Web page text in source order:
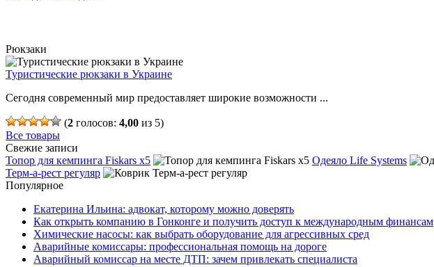
Рюкзаки
Туристические рюкзаки в Украине
Сегодня современный мир предоставляет широкие возможности ...
(2 голосов: 4,00 из 5)
Все товары
Свежие записи
Топор для кемпинга Fiskars x5
Одеяло Life Systems
Терм-а-рест регуляр
Популярное
Екатерина Ильина: адвокат, которому можно доверять
Как открыть компанию в Гонконге и получить доступ к международным финансам
Химические насосы: как выбрать оборудование для агрессивных сред
Аварийные комиссары: профессиональная помощь на дороге
Аварийный комиссар на месте ДТП: зачем привлекать специалиста